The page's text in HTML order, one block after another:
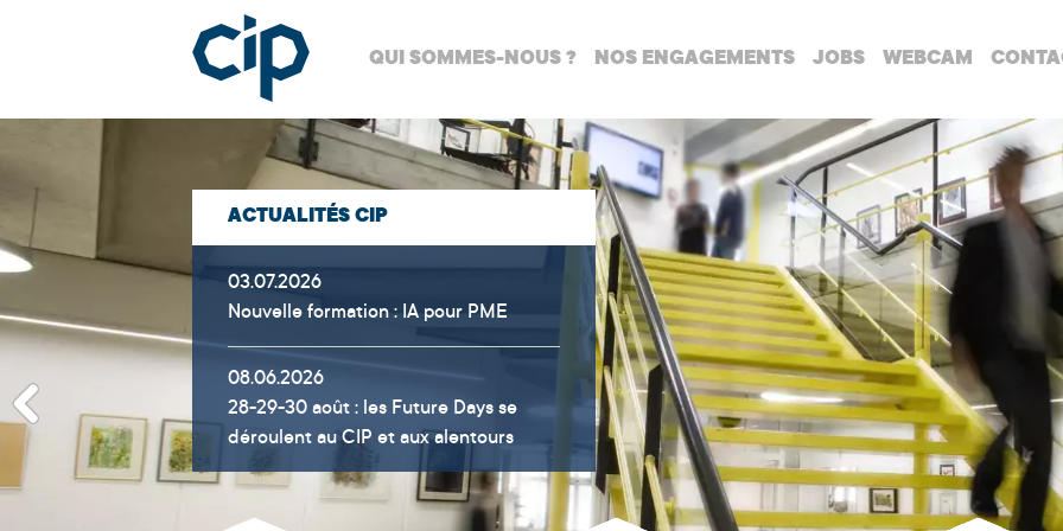
QUI SOMMES-NOUS ? NOS ENGAGEMENTS JOBS WEBCAM
ACTUALITÉS CIP
03.07.2026
Nouvelle formation : IA pour PME
08.06.2026
28-29-30 août : les Future Days se
déroulent au CIP et aux alentours